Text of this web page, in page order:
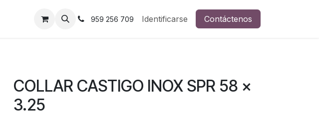
959 256 709 Identificarse Contáctenos
COLLAR CASTIGO INOX SPR 58 x
3.25